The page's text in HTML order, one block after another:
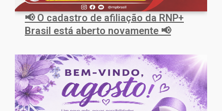
📢 O cadastro de afiliação da RNP+
Brasil está aberto novamente 📢